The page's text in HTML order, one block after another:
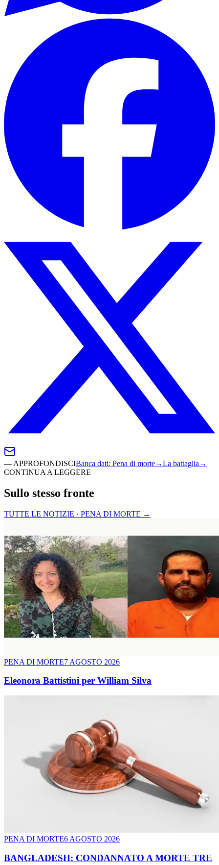
— APPROFONDISCIBanca dati: Pena di morte→La battaglia →
CONTINUA A LEGGERE
Sullo stesso fronte
TUTTE LE NOTIZIE · PENA DI MORTE →
PENA DI MORTE7 AGOSTO 2026
Eleonora Battistini per William Silva
PENA DI MORTE6 AGOSTO 2026
BANGLADESH: CONDANNATO A MORTE TRE